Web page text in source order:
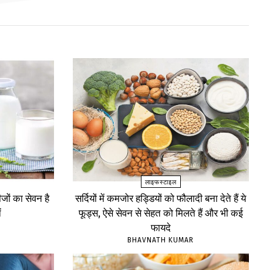
का सेवन है
लाइफस्टाइल
सर्दियों में कमजोर हड्डियों को फौलादी बना देते हैं ये
फूड्स, ऐसे सेवन से सेहत को मिलते हैं और भी कई
फायदे
BHAVNATH KUMAR